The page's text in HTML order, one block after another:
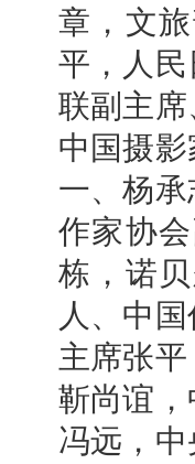
章，文
平，人
联副主
中国摄
一、杨
作家协
栋，诺
人、中
主席张
靳尚谊
冯远，